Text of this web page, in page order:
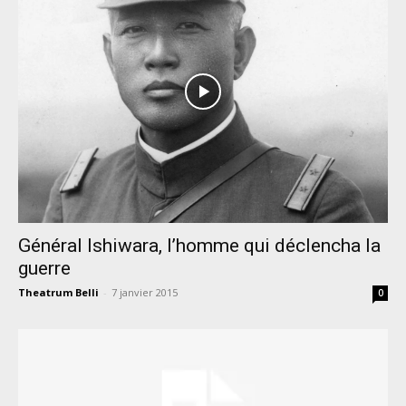
Général Ishiwara, l’homme qui déclencha la
guerre
Theatrum Belli - 7 janvier 2015 0